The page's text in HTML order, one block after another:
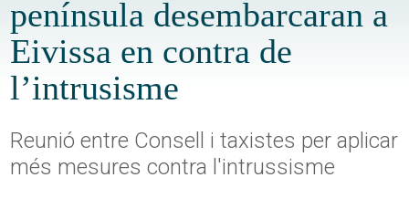
península desembarcaran a
Eivissa en contra de
l’intrusisme
Reunió entre Consell i taxistes per aplicar
més mesures contra l'intrussisme